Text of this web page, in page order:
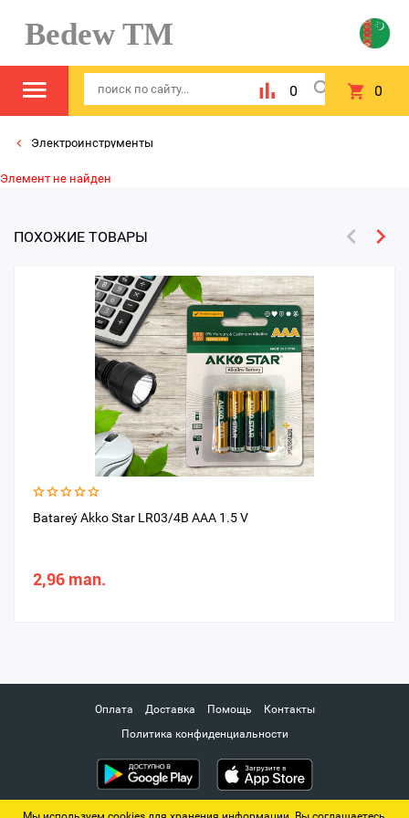
Bedew TM
0 0
Электроинструменты
Элемент не найден
ПОХОЖИЕ ТОВАРЫ
Batareý Akko Star LR03/4B AAA 1.5 V
2,96 man.
Оплата Доставка Помощь
Контакты
Политика конфиденциальности